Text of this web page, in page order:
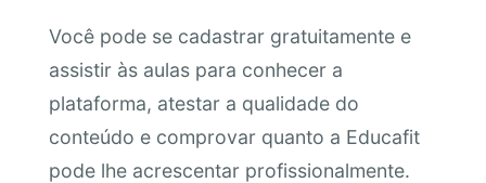
Você pode se cadastrar gratuitamente e
assistir às aulas para conhecer a
plataforma, atestar a qualidade do
conteúdo e comprovar quanto a Educafit
pode lhe acrescentar profissionalmente.